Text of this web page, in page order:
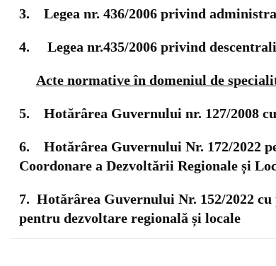
3. Legea nr. 436/2006 privind
4. Legea nr.435/2006 privind
Acte normative în domeniul de
5. Hotărârea Guvernului nr. 127/2008
6. Hotărârea Guvernului Nr. 172/2022
Coordonare a Dezvoltării Regionale și
7. Hotărârea Guvernului Nr. 152/2022
pentru dezvoltare regională și locale